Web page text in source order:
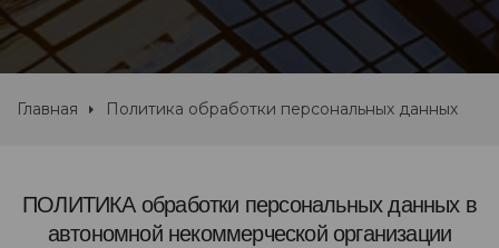
Главная Политика обработки персональных данных
ПОЛИТИКА обработки персональных данных в
автономной некоммерческой организации